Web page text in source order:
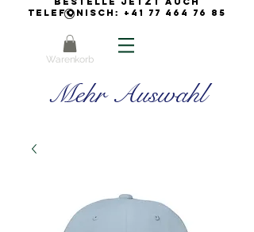
Telefonisch: +41 77 464 76 85
Warenkorb
Mehr Auswahl